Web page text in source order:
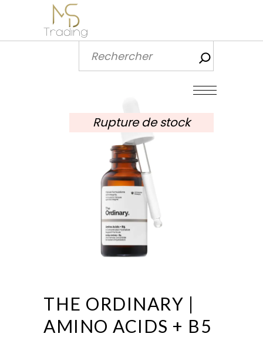
Rupture de stock
THE ORDINARY |
AMINO ACIDS + B5